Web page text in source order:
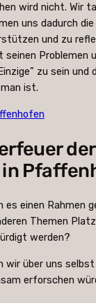
wird nicht. Wir
uns dadurch
und zu
Problemen
zu sein und
ist.
der
in
es einen Rahmen
Themen
werden?
wir über uns
erforschen